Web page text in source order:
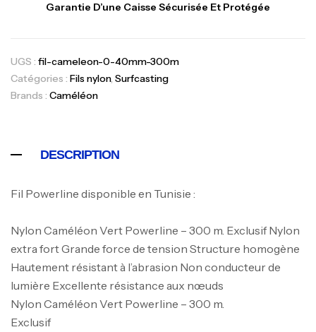
Garantie D’une Caisse Sécurisée Et Protégée
UGS : fil-cameleon-0-40mm-300m
Catégories : Fils nylon, Surfcasting
Brands : Caméléon
DESCRIPTION
Fil Powerline disponible en Tunisie :
Nylon Caméléon Vert Powerline – 300 m. Exclusif Nylon
extra fort Grande force de tension Structure homogène
Hautement résistant à l’abrasion Non conducteur de
lumière Excellente résistance aux nœuds
Nylon Caméléon Vert Powerline – 300 m.
Exclusif
Canne Jigging Sunset Massive Attack
1.83m 120/250gr 30kg
Cannes,Jigging
د.ت340,000